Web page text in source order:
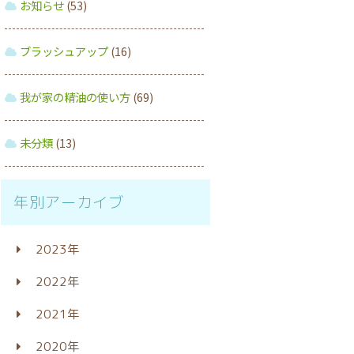
お知らせ (53)
ブラッシュアップ (16)
我が家の精油の使い方 (69)
未分類 (13)
年別アーカイブ
2023年
2022年
2021年
2020年